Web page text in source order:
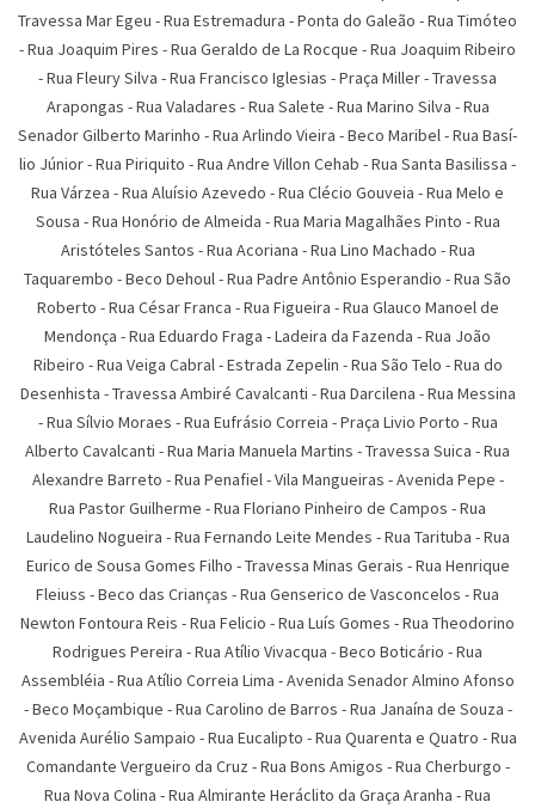
Travessa Mar Egeu -Rua Estremadura -Ponta do Galeão -Rua Timóteo
-Rua Joaquim Pires -Rua Geraldo de La Rocque -Rua Joaquim Ribeiro
-Rua Fleury Silva -Rua Francisco Iglesias -Praça Miller-Travessa
Arapongas -Rua Valadares -Rua Salete -Rua Marino Silva -Rua
Senador Gilberto Marinho -Rua Arlindo Vieira -Beco Maribel-Rua Basí­
lio Júnior-Rua Piriquito -Rua Andre Villon Cehab -Rua Santa Basilissa -
Rua Várzea -Rua Aluí­sio Azevedo -Rua Clécio Gouveia -Rua Melo e
Sousa -Rua Honório de Almeida -Rua Maria Magalhães Pinto -Rua
Aristóteles Santos -Rua Acoriana -Rua Lino Machado -Rua
Taquarembo -Beco Dehoul-Rua Padre Antônio Esperandio -Rua São
Roberto -Rua César Franca -Rua Figueira -Rua Glauco Manoel de
Mendonça -Rua Eduardo Fraga -Ladeira da Fazenda -Rua João
Ribeiro -Rua Veiga Cabral-Estrada Zepelin -Rua São Telo -Rua do
Desenhista -Travessa Ambiré Cavalcanti -Rua Darcilena -Rua Messina
-Rua Sí­lvio Moraes -Rua Eufrásio Correia -Praça Livio Porto -Rua
Alberto Cavalcanti -Rua Maria Manuela Martins -Travessa Suica -Rua
Alexandre Barreto -Rua Penafiel-Vila Mangueiras -Avenida Pepe -
Rua Pastor Guilherme -Rua Floriano Pinheiro de Campos -Rua
Laudelino Nogueira -Rua Fernando Leite Mendes -Rua Tarituba -Rua
Eurico de Sousa Gomes Filho -Travessa Minas Gerais -Rua Henrique
Fleiuss -Beco das Crianças -Rua Genserico de Vasconcelos -Rua
Newton Fontoura Reis -Rua Felicio -Rua Luís Gomes -Rua Theodorino
Rodrigues Pereira -Rua Atí­lio Vivacqua -Beco Boticário -Rua
Assembléia -Rua Atílio Correia Lima -Avenida Senador Almino Afonso
-Beco Moçambique -Rua Carolino de Barros -Rua Janaína de Souza -
Avenida Aurélio Sampaio -Rua Eucalipto -Rua Quarenta e Quatro -Rua
Comandante Vergueiro da Cruz -Rua Bons Amigos -Rua Cherburgo -
Rua Nova Colina -Rua Almirante Heráclito da Graça Aranha -Rua